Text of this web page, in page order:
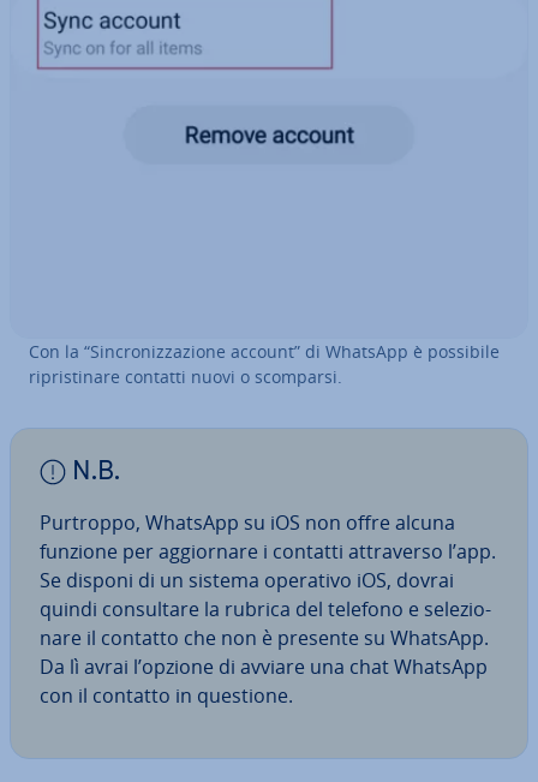
Con la “Sin­cro­niz­za­zio­ne account” di WhatsApp è possibile
ri­pri­sti­na­re contatti nuovi o scomparsi.
N.B.
Purtroppo, WhatsApp su iOS non offre alcuna
funzione per ag­gior­na­re i contatti at­tra­ver­so l’app.
Se disponi di un sistema operativo iOS, dovrai
quindi con­sul­ta­re la rubrica del telefono e se­le­zio­
na­re il contatto che non è presente su WhatsApp.
Da lì avrai l’opzione di avviare una chat WhatsApp
con il contatto in questione.